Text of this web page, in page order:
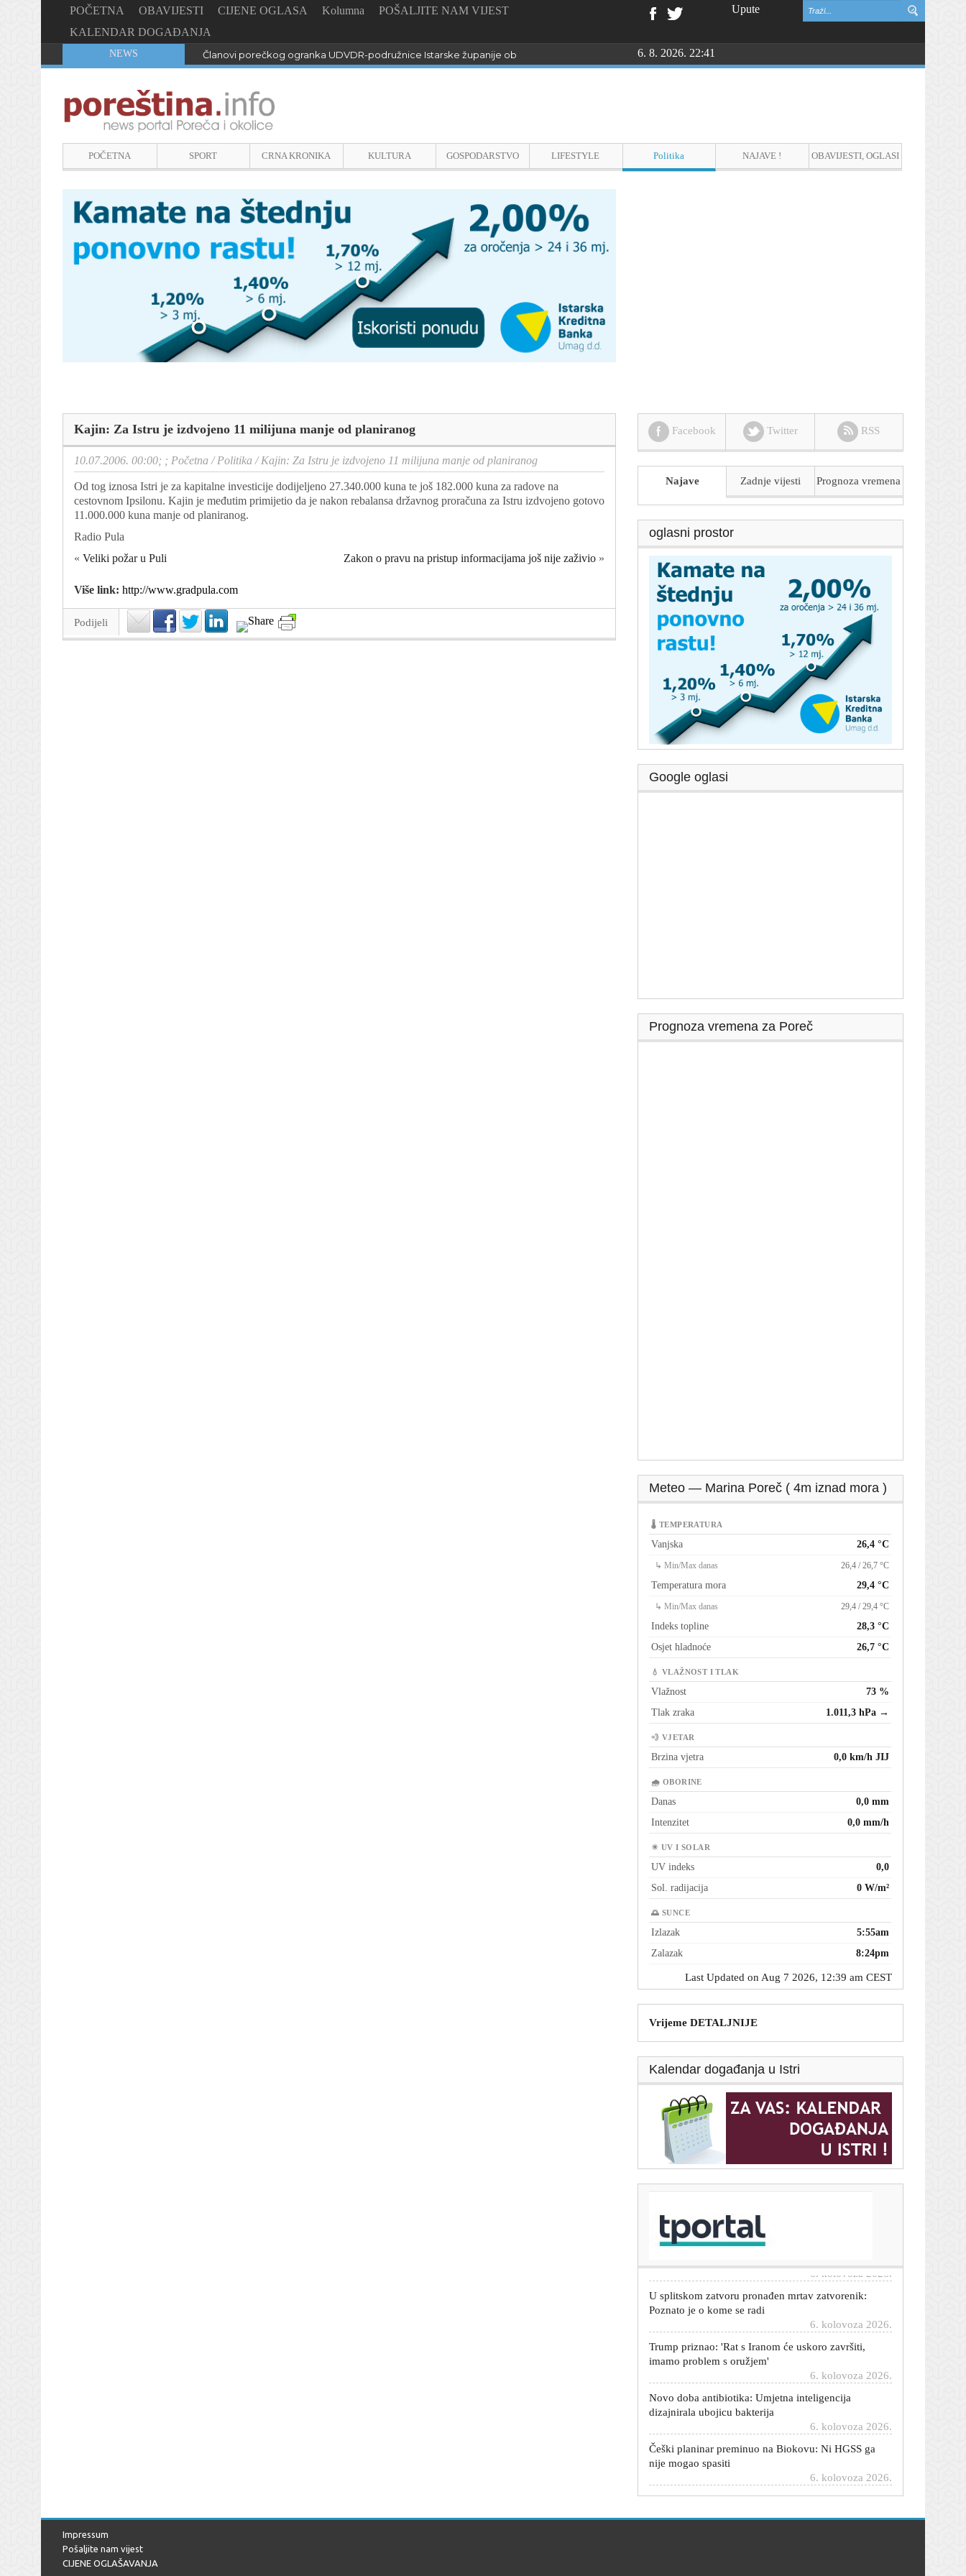
POČETNA OBAVIJESTI CIJENE OGLASA Kolumna
POŠALJITE NAM VIJEST
KALENDAR DOGAĐANJA
Upute
NEWS Članovi porečkog ogranka UDVDR-podružnice Istarske županije obilježili Dan pobjede i domovinske zahvalnosti i DAN HRVATSKIH BRANITELJA
6. 8. 2026. 22:41
POČETNA SPORT CRNA KRONIKA KULTURA GOSPODARSTVO LIFESTYLE Politika NAJAVE ! OBAVIJESTI, OGLASI
Kajin: Za Istru je izdvojeno 11 milijuna manje od planiranog
10.07.2006. 00:00; ; Početna /Politika /Kajin: Za Istru je izdvojeno 11 milijuna manje od planiranog
Od tog iznosa Istri je za kapitalne investicije dodijeljeno 27.340.000 kuna te još 182.000 kuna za radove na
cestovnom Ipsilonu. Kajin je međutim primijetio da je nakon rebalansa državnog proračuna za Istru izdvojeno gotovo
11.000.000 kuna manje od planiranog.
Radio Pula
« Veliki požar u Puli Zakon o pravu na pristup informacijama još nije zaživio »
Više link: http://www.gradpula.com
Podijeli
Facebook Twitter RSS
Najave Zadnje vijesti Prognoza vremena
oglasni prostor
Google oglasi
Prognoza vremena za Poreč
Meteo — Marina Poreč ( 4m iznad mora )
🌡 TEMPERATURA
Vanjska 26,4 °C
↳ Min/Max danas 26,4 / 26,7 °C
Temperatura mora 29,4 °C
↳ Min/Max danas 29,4 / 29,4 °C
Indeks topline
28,3 °C
Osjet hladnoće
26,7 °C
💧 VLAŽNOST I TLAK
Vlažnost
73 %
Tlak zraka
1.011,3 hPa →
💨 VJETAR
Brzina vjetra 0,0 km/h JIJ
🌧 OBORINE
Danas
0,0 mm
Intenzitet
0,0 mm/h
☀ UV I SOLAR
UV indeks
0,0
Sol. radijacija
0 W/m²
🌅 SUNCE
Izlazak
5:55am
Zalazak
8:24pm
Last Updated on Aug 7 2026, 12:39 am CEST
Vrijeme DETALJNIJE
Kalendar događanja u Istri
Dnevni horoskop za 7. kolovoza 2026. - što vam
zvijezde danas donose
U splitskom zatvoru pronađen mrtav zatvorenik:
Poznato je o kome se radi
Trump priznao: 'Rat s Iranom će uskoro završiti,
imamo problem s oružjem'
Novo doba antibiotika: Umjetna inteligencija
dizajnirala ubojicu bakterija
Češki planinar preminuo na Biokovu: Ni HGSS ga
nije mogao spasiti
Ključni minerali ruše rekorde: Cijena samo jednog
porasla je za 622 posto
Impressum
Pošaljite nam vijest
CIJENE OGLAŠAVANJA